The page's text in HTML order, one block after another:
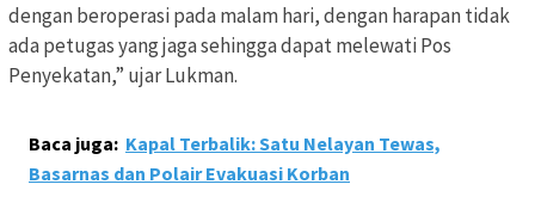
dengan beroperasi pada malam hari, dengan harapan tidak
ada petugas yang jaga sehingga dapat melewati Pos
Penyekatan,” ujar Lukman.
Baca juga: Kapal Terbalik: Satu Nelayan Tewas,
Basarnas dan Polair Evakuasi Korban